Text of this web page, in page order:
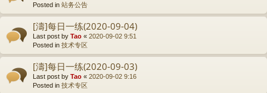
Posted in 站务公告
[濤]每日一练(2020-09-04)
Last post by Tao « 2020-09-02 9:51
Posted in 技术专区
[濤]每日一练(2020-09-03)
Last post by Tao « 2020-09-02 9:16
Posted in 技术专区